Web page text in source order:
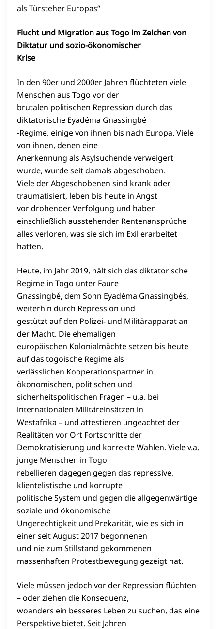
als Türsteher Europas“
Flucht und Migration aus Togo im Zeichen von
Diktatur und sozio-ökonomischer
Krise
In den 90er und 2000er Jahren flüchteten viele
Menschen aus Togo vor der
brutalen politischen Repression durch das
diktatorische Eyadéma Gnassingbé
-Regime, einige von ihnen bis nach Europa. Viele
von ihnen, denen eine
Anerkennung als Asylsuchende verweigert
wurde, wurde seit damals abgeschoben.
Viele der Abgeschobenen sind krank oder
traumatisiert, leben bis heute in Angst
vor drohender Verfolgung und haben
einschließlich ausstehender Rentenansprüche
alles verloren, was sie sich im Exil erarbeitet
hatten.
Heute, im Jahr 2019, hält sich das diktatorische
Regime in Togo unter Faure
Gnassingbé, dem Sohn Eyadéma Gnassingbés,
weiterhin durch Repression und
gestützt auf den Polizei- und Militärapparat an
der Macht. Die ehemaligen
europäischen Kolonialmächte setzen bis heute
auf das togoische Regime als
verlässlichen Kooperationspartner in
ökonomischen, politischen und
sicherheitspolitischen Fragen – u.a. bei
internationalen Militäreinsätzen in
Westafrika – und attestieren ungeachtet der
Realitäten vor Ort Fortschritte der
Demokratisierung und korrekte Wahlen. Viele v.a.
junge Menschen in Togo
rebellieren dagegen gegen das repressive,
klientelistische und korrupte
politische System und gegen die allgegenwärtige
soziale und ökonomische
Ungerechtigkeit und Prekarität, wie es sich in
einer seit August 2017 begonnenen
und nie zum Stillstand gekommenen
massenhaften Protestbewegung gezeigt hat.
Viele müssen jedoch vor der Repression flüchten
– oder ziehen die Konsequenz,
woanders ein besseres Leben zu suchen, das eine
Perspektive bietet. Seit Jahren